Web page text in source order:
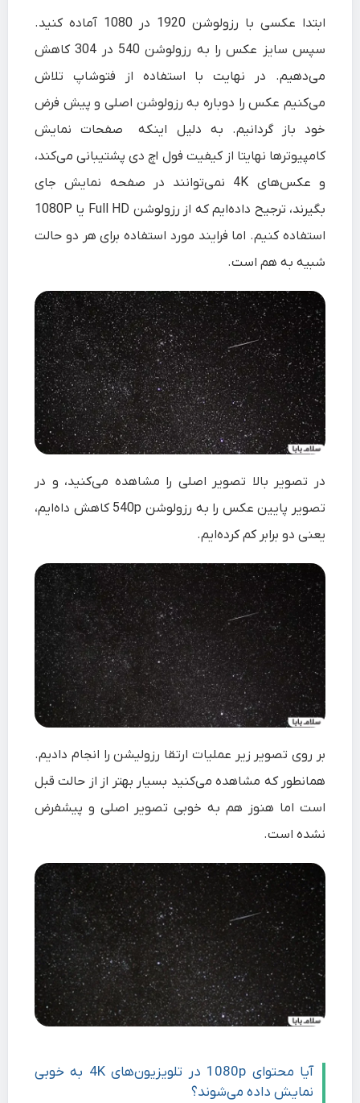
ابتدا عکسی با رزولوشن 1920 در 1080 آماده کنید.
سپس سایز عکس را به رزولوشن 540 در 304 کاهش
می‌دهیم. در نهایت با استفاده از فتوشاپ تلاش
می‌کنیم عکس را دوباره به رزولوشن اصلی و پیش فرض
خود باز گردانیم. به دلیل اینکه صفحات نمایش
کامپیوترها نهایتا از کیفیت فول اچ دی پشتیبانی می‌کند،
و عکس‌های 4K نمی‌توانند در صفحه نمایش جای
بگیرند، ترجیح داده‌ایم که از رزولوشن Full HD یا 1080P
استفاده کنیم. اما فرایند مورد استفاده برای هر دو حالت
شبیه به هم است.
در تصویر بالا تصویر اصلی را مشاهده می‌کنید، و در
تصویر پایین عکس را به رزولوشن 540p کاهش داه‌ایم،
یعنی دو برابر کم کرده‌ایم.
بر روی تصویر زیر عملیات ارتقا رزولیشن را انجام دادیم.
همانطور که مشاهده می‌‌کنید بسیار بهتر از از حالت قبل
است اما هنوز هم به خوبی تصویر اصلی و پیشفرض
نشده است.
آیا محتوای 1080p در تلویزیون‌‌های 4K به خوبی
نمایش داده می‌شوند؟